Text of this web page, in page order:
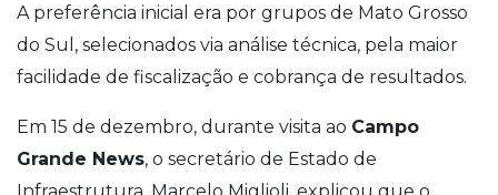
A preferência inicial era por grupos de Mato Grosso
do Sul, selecionados via análise técnica, pela maior
facilidade de fiscalização e cobrança de resultados.
Em 15 de dezembro, durante visita ao Campo
Grande News, o secretário de Estado de